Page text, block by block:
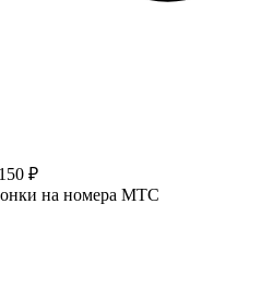
₽
на номера МТС